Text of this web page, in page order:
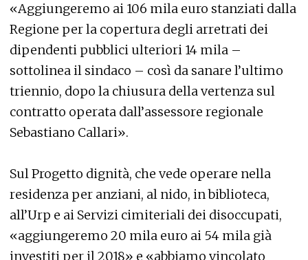
«Aggiungeremo ai 106 mila euro stanziati dalla
Regione per la copertura degli arretrati dei
dipendenti pubblici ulteriori 14 mila –
sottolinea il sindaco – così da sanare l’ultimo
triennio, dopo la chiusura della vertenza sul
contratto operata dall’assessore regionale
Sebastiano Callari».
Sul Progetto dignità, che vede operare nella
residenza per anziani, al nido, in biblioteca,
all’Urp e ai Servizi cimiteriali dei disoccupati,
«aggiungeremo 20 mila euro ai 54 mila già
investiti per il 2018» e «abbiamo vincolato